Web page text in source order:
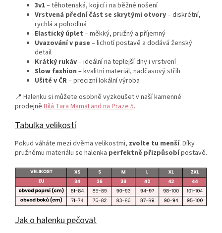
3v1– těhotenská, kojicí i na běžné nošení
Vrstvená přední část se skrytými otvory– diskrétní,
rychlá a pohodlná
Elastický úplet – měkký, pružný a příjemný
Uvazování v pase – lichotí postavě a dodává ženský
detail
Krátký rukáv– ideální na teplejší dny i vrstvení
Slow fashion – kvalitní materiál, nadčasový střih
Ušité v ČR– precizní lokální výroba
📍 Halenku si můžete osobně vyzkoušet v naší kamenné
prodejně Bílá Tara MamaLand na Praze 5.
Tabulka velikostí
Pokud váháte mezi dvěma velikostmi, zvolte tu menší. Díky
pružnému materiálu se halenka perfektně přizpůsobípostavě.
Jak o halenku pečovat